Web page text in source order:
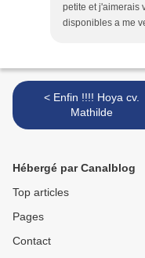
petite et j'aimerais
disponibles a me
< Enfin !!!! Hoya cv.
Mathilde
Hébergé par Canalblog
Top articles
Pages
Contact